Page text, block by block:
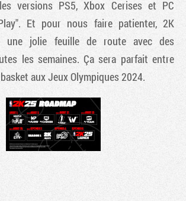
versions PS5, Xbox Cerises et PC
Et pour nous faire patienter, 2K
une jolie feuille de route avec des
les semaines. Ça sera parfait entre
aux Jeux Olympiques 2024.